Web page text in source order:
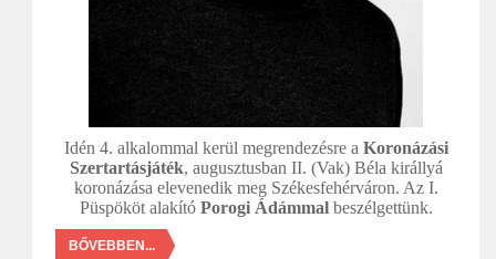
Idén 4. alkalommal kerül megrendezésre a Koronázási
Szertartásjáték, augusztusban II. (Vak) Béla királlyá
koronázása elevenedik meg Székesfehérváron. Az I.
Püspököt alakító Porogi Ádámmalbeszélgettünk.
BŐVEBBEN...